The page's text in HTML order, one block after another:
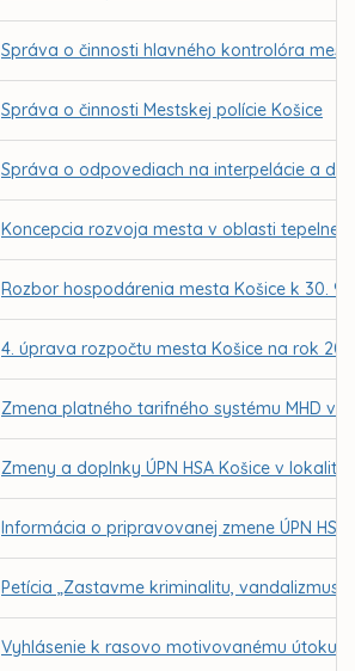
Správa o činnosti hlavného kontrolóra
Správa o činnosti Mestskej polície Košice
Správa o odpovediach na interpelácie a
Koncepcia rozvoja mesta v oblasti tepelnej
Rozbor hospodárenia mesta Košice k 30. 9.
4. úprava rozpočtu mesta Košice na rok
Zmena platného tarifného systému MHD v
Zmeny a doplnky ÚPN HSA Košice v
Informácia o pripravovanej zmene ÚPN
Petícia „Zastavme kriminalitu, vandalizmus
Vyhlásenie k rasovo motivovanému útoku v